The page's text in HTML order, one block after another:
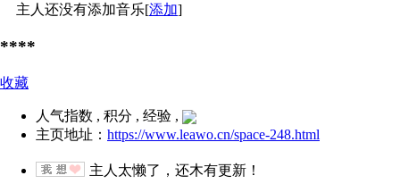
主人还没有添加音乐[添加]
****
收藏
人气指数 , 积分 , 经验 ,
主页地址： https://www.leawo.cn/space-248.html
主人太懒了，还木有更新！